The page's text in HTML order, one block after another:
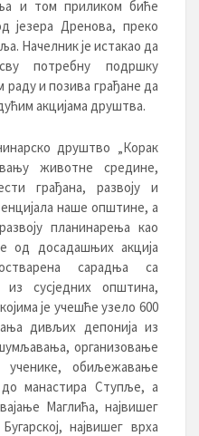
и том приликом биће
језера Дренова, преко
Начелник је истакао да
потребну подршку
и позива грађане да
акцијама друштва.
друштво „Корак
животне средине,
грађана, развоју и
наше општине, а
планинарења као
од досадашњих акција
сарадња са
сусједних општина,
је учешће узело 600
дивљих депонија из
организовање
обиљежавање
манастира Ступље, а
Маглића, највишег
највишег врха